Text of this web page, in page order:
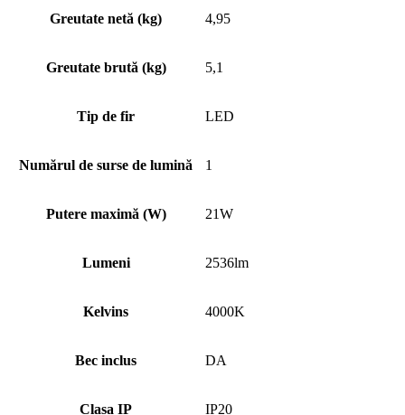
Greutate netă (kg) 4,95
Greutate brută (kg) 5,1
Tip de fir LED
Numărul de surse de lumină 1
Putere maximă (W) 21W
Lumeni 2536lm
Kelvins 4000K
Bec inclus DA
Clasa IP IP20